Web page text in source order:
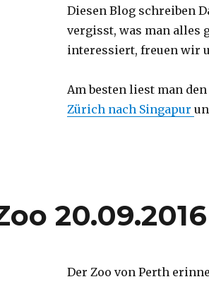
Diesen Blog schreiben
vergisst, was man alles
interessiert, freuen wir
Am besten liest man
Zürich nach Singapur
20.09.2016
Der Zoo von Perth